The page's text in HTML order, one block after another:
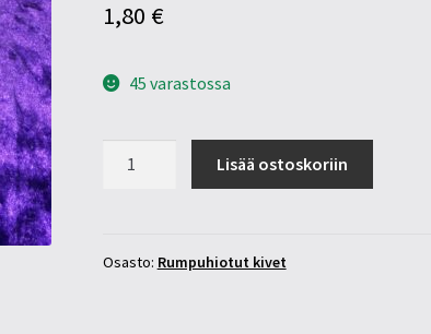
1,80 €
45 varastossa
määrä
Lisää ostoskoriin
Osasto: Rumpuhiotut kivet